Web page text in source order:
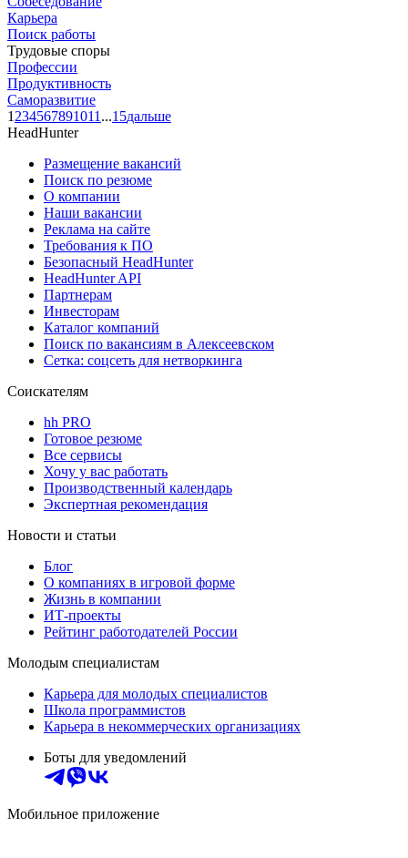
Карьера
Поиск работы
Трудовые споры
Профессии
Продуктивность
Саморазвитие
1 234567891011 ...15дальше
HeadHunter
Размещение вакансий
Поиск по резюме
О компании
Наши вакансии
Реклама на сайте
Требования к ПО
Безопасный HeadHunter
HeadHunter API
Партнерам
Инвесторам
Каталог компаний
Поиск по вакансиям в Алексеевском
Сетка: соцсеть для нетворкинга
Соискателям
hh PRO
Готовое резюме
Все сервисы
Хочу у вас работать
Производственный календарь
Экспертная рекомендация
Новости и статьи
Блог
О компаниях в игровой форме
Жизнь в компании
ИТ-проекты
Рейтинг работодателей России
Молодым специалистам
Карьера для молодых специалистов
Школа программистов
Карьера в некоммерческих организациях
Боты для уведомлений
Мобильное приложение